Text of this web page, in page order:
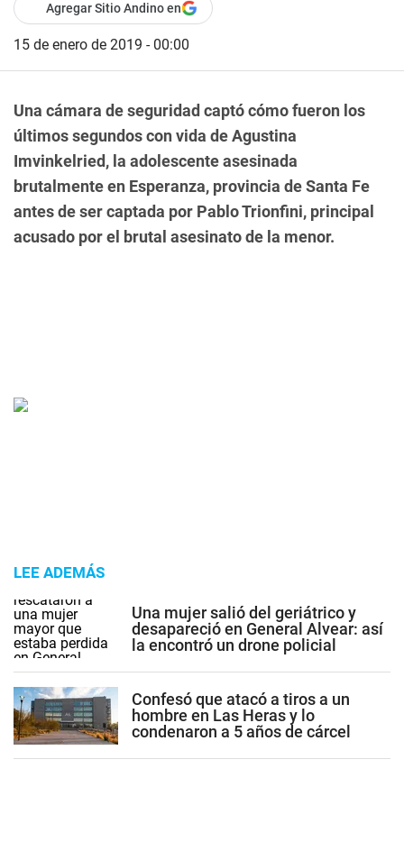
Agregar Sitio Andino en
15 de enero de 2019 - 00:00
Una cámara de seguridad captó cómo fueron los
últimos segundos con vida de Agustina
Imvinkelried, la adolescente asesinada
brutalmente en Esperanza, provincia de Santa Fe
antes de ser captada por Pablo Trionfini, principal
acusado por el brutal asesinato de la menor.
LEE ADEMÁS
Una mujer salió del geriátrico y
desapareció en General Alvear: así
la encontró un drone policial
Confesó que atacó a tiros a un
hombre en Las Heras y lo
condenaron a 5 años de cárcel